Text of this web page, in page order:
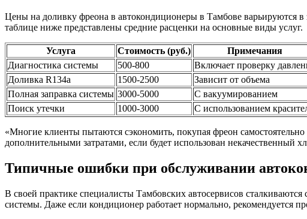
Цены на доливку фреона в автокондиционеры в Тамбове варьируются в
таблице ниже представлены средние расценки на основные виды услуг.
Услуга Стоимость (руб.)
Примечания
Диагностика системы
500-800
Включает проверку
Доливка R134a
1500-2500
Зависит от объема
Полная заправка системы 3000-5000
С вакуумированием
Поиск утечки
1000-3000 С использованием
«Многие клиенты пытаются сэкономить, покупая фреон
дополнительными затратами, если будет использован некачественный
Типичные ошибки при обслуживании
В своей практике специалисты Тамбовских автосервисов
системы. Даже если кондиционер работает нормально, рекомендуется